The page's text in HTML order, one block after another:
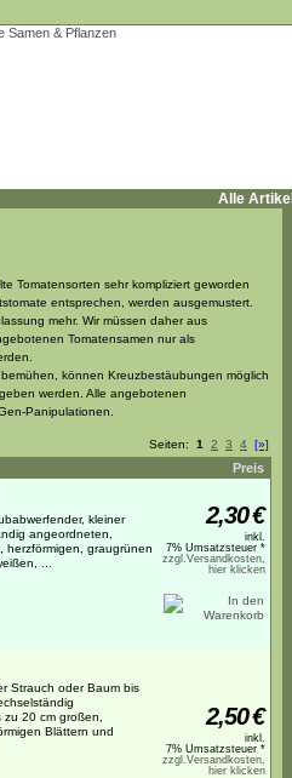
Alle Artikel
Tomatensorten sehr kompliziert geworden
entsprechen, werden ausgemustert.
mehr. Wir müssen daher aus
Tomatensamen nur als
können Kreuzbestäubungen möglich
werden. Alle angebotenen
Panipulationen.
Seiten: 1 2 3 4 [»]
Preis
kleiner
angeordneten,
herzförmigen, graugrünen
...
2,30€
inkl.
7% Umsatzsteuer *
zzgl.Versandkosten,
hier klicken
Strauch oder Baum bis
20 cm großen,
Blättern und
2,50€
inkl.
7% Umsatzsteuer *
zzgl.Versandkosten,
hier klicken